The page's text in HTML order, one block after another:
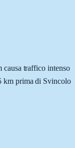
traffico intenso
km prima di Svincolo